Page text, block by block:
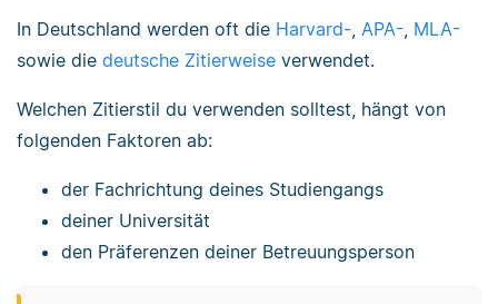
In Deutschland werden oft die Harvard-, APA-, MLA-
sowie die deutsche Zitierweise verwendet.
Welchen Zitierstil du verwenden solltest, hängt von
folgenden Faktoren ab:
der Fachrichtung deines Studiengangs
deiner Universität
den Präferenzen deiner Betreuungsperson